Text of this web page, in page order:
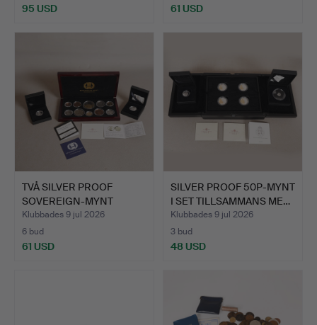
95 USD 61 USD
TVÅ SILVER PROOF
SOVEREIGN-MYNT
TILLSAMMAN…
Klubbades 9 jul 2026
6 bud
61 USD
SILVER PROOF 50P-MYNT
I SET TILLSAMMANS ME…
Klubbades 9 jul 2026
3 bud
48 USD